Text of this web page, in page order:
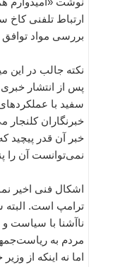
ارتباط تلفنی کاخ
بررسی مواد
نکته جالب در این
پس از انتشار خبری
سفید با
خبرنگاران کلنجار
خبر آن قدر پیچید
نمی‌توانست آن را
اشکال فنی اخیر
ترامپ است. البته
ناآشنا با سیاست
مردم به
اما نه اینکه از